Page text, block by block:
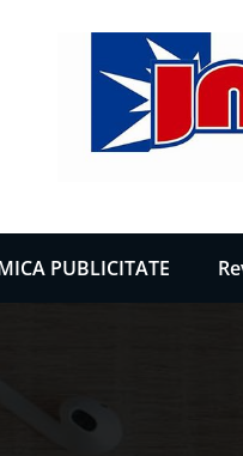
PUBLICITATE